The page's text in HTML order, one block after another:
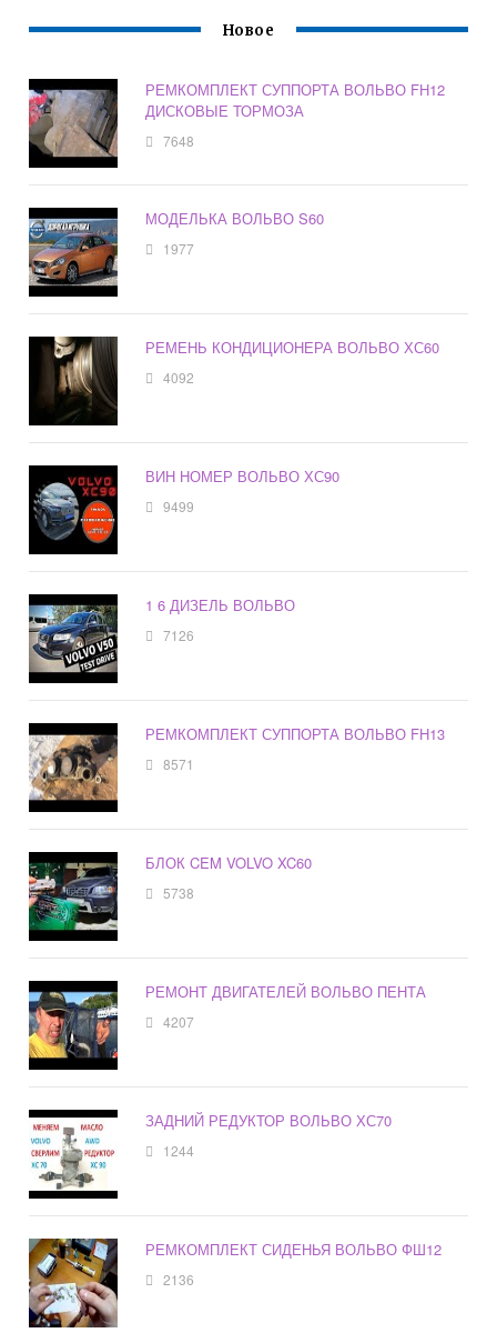
Новое
РЕМКОМПЛЕКТ СУППОРТА ВОЛЬВО FH12
ДИСКОВЫЕ ТОРМОЗА
7648
МОДЕЛЬКА ВОЛЬВО S60
1977
РЕМЕНЬ КОНДИЦИОНЕРА ВОЛЬВО ХС60
4092
ВИН НОМЕР ВОЛЬВО ХС90
9499
1 6 ДИЗЕЛЬ ВОЛЬВО
7126
РЕМКОМПЛЕКТ СУППОРТА ВОЛЬВО FH13
8571
БЛОК CEM VOLVO XC60
5738
РЕМОНТ ДВИГАТЕЛЕЙ ВОЛЬВО ПЕНТА
4207
ЗАДНИЙ РЕДУКТОР ВОЛЬВО ХС70
1244
РЕМКОМПЛЕКТ СИДЕНЬЯ ВОЛЬВО ФШ12
2136